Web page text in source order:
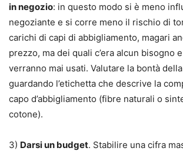
in negozio: in questo modo si è meno
negoziante e si corre meno il rischio di
carichi di capi di abbigliamento, magari
prezzo, ma dei quali c’era alcun bisogno
verranno mai usati. Valutare la bontà
guardando l’etichetta che descrive la
capo d’abbigliamento (fibre naturali o
cotone).
3) Darsi un budget. Stabilire una cifra